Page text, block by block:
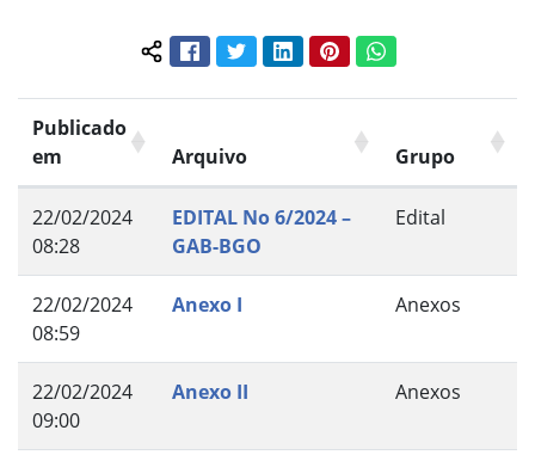
Compartilhar conteúdo:
FacebookTwitterLinkedInPinterestWhatsApp
Publicado
em
Arquivo Grupo
22/02/2024
08:28
EDITAL No 6/2024 –
GAB-BGO
Edital
22/02/2024
08:59
Anexo I Anexos
22/02/2024
09:00
Anexo II Anexos